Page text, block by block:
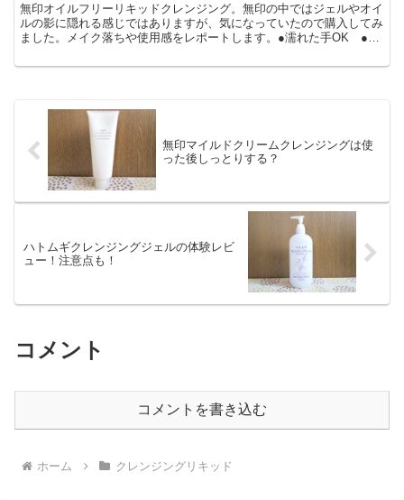
無印オイルフリーリキッドクレンジング。無印の中ではジェルやオイ
ルの影に隠れる感じではありますが、気になっていたので購入してみ
ました。メイク落ちや使用感をレポートします。●濡れた手OK ●弱
無印マイルドクリームクレンジングは使
った後しっとりする？
ハトムギクレンジングジェルの体験レビ
ュー！注意点も！
コメント
コメントを書き込む
ホーム クレンジングリキッド